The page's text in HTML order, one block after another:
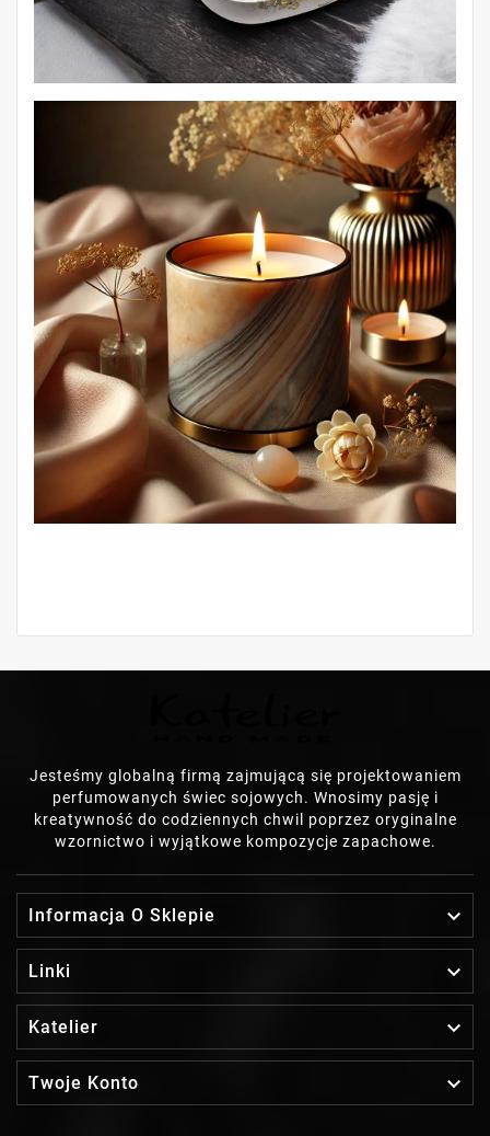
Jesteśmy globalną firmą zajmującą się projektowaniem
perfumowanych świec sojowych. Wnosimy pasję i
kreatywność do codziennych chwil poprzez oryginalne
wzornictwo i wyjątkowe kompozycje zapachowe.
Informacja O Sklepie 
Linki 
Katelier 
Twoje Konto 